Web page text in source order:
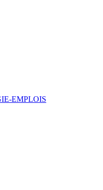
EMPLOIS